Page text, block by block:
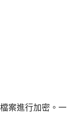
案進行加密。一